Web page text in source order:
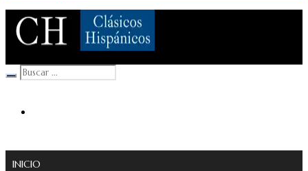
INICIO